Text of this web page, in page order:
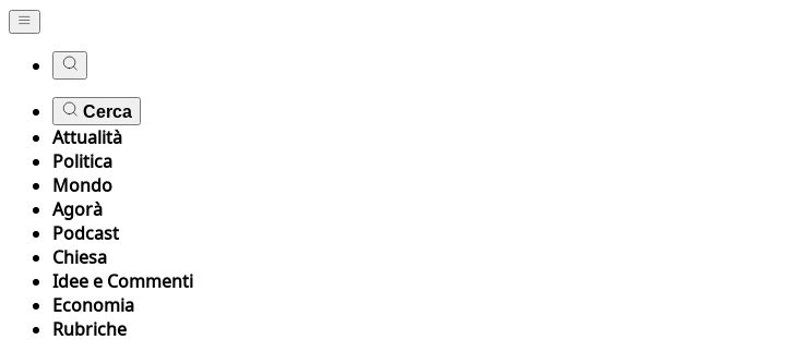
Cerca
Attualità
Politica
Mondo
Agorà
Podcast
Chiesa
Idee e Commenti
Economia
Rubriche